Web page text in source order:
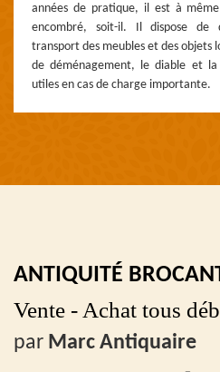
années de pratique, il est à
encombré, soit-il. Il dispose de
transport des meubles et des objets
de déménagement, le diable et la
utiles en cas de charge importante.
ANTIQUITÉ
Vente - Achat tous
par Marc Antiquaire